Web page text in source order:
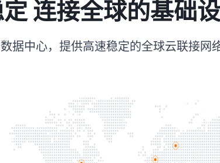
连接全球的基础
据中心，提供高速稳定的全球云联接网